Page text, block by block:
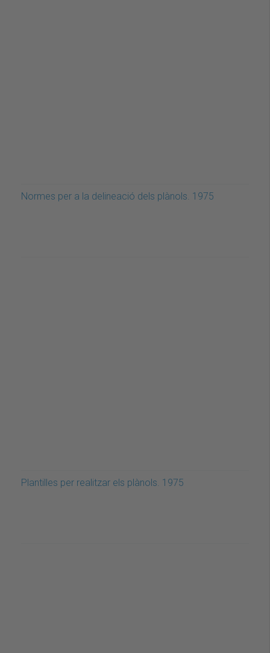
Normes per a la delineació dels plànols. 1975
Plantilles per realitzar els plànols. 1975